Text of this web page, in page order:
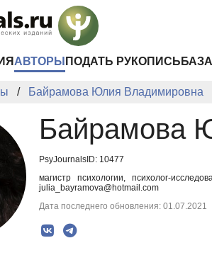
АВТОРЫ ПОДАТЬ РУКОПИСЬ
Байрамова Юлия Владимировна
Байрамова
PsyJournalsID: 10477
магистр психологии, психолог-
julia_bayramova@hotmail.com
Дата последнего обновления: 01.07.2021